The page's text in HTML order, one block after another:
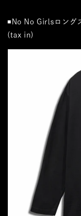
◾️ No No Girlsロング
(tax in)